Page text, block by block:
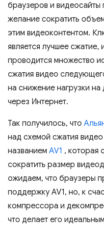
браузеров и
желание сократить
этим видеоконтентом.
является лучшее
проводится множество
сжатия видео
на снижение нагрузки
через Интернет.
Так получилось, что
над схемой сжатия
названием AV1 , которая
сократить размер
ожидаем, что браузеры
поддержку AV1, но, к
компрессора и
что делает его